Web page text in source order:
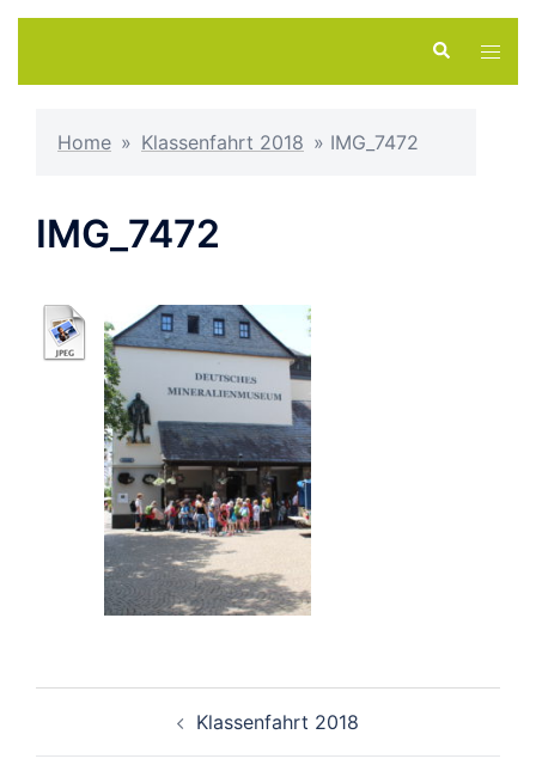
Suche Menü
Home » Klassenfahrt 2018 » IMG_7472
IMG_7472
Klassenfahrt 2018